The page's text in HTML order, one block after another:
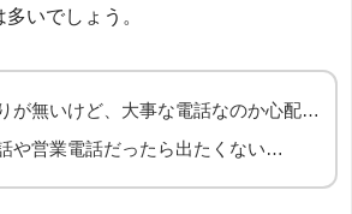
いでしょう。
が無いけど、大事な電話なのか心配…
や営業電話だったら出たくない…